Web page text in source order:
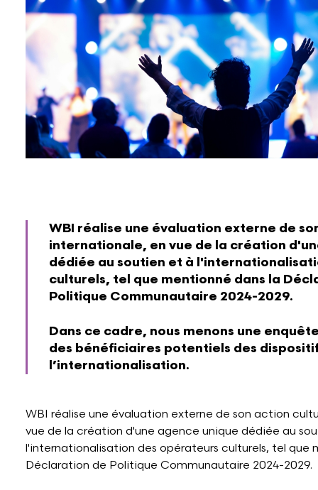
WBI réalise une évaluation externe de
internationale, en vue de la création
dédiée au soutien et à
culturels, tel que mentionné dans la
Politique Communautaire 2024-2029.
Dans ce cadre, nous menons une
des bénéficiaires potentiels des
l’internationalisation.
WBI réalise une évaluation externe de son action
vue de la création d'une agence unique dédiée au
l'internationalisation des opérateurs culturels, tel que
Déclaration de Politique Communautaire 2024-2029.